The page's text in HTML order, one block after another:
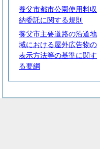
養父市都市公園使用料収
納委託に関する規則
養父市主要道路の沿道地
域における屋外広告物の
表示方法等の基準に関す
る要綱